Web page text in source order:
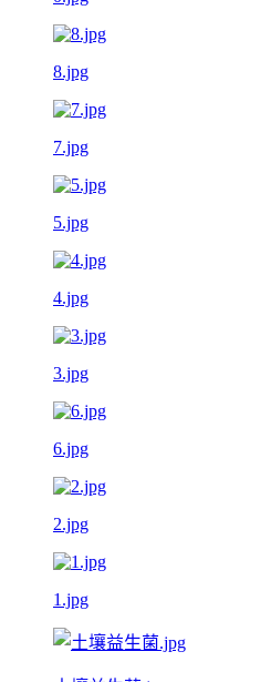
8.jpg
7.jpg
5.jpg
4.jpg
3.jpg
6.jpg
2.jpg
1.jpg